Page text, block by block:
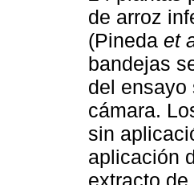
de arroz
(Pineda et
bandejas
del ensayo
cámara.
sin
aplicación
extracto de